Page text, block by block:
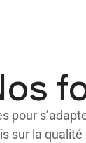
pour
sur la